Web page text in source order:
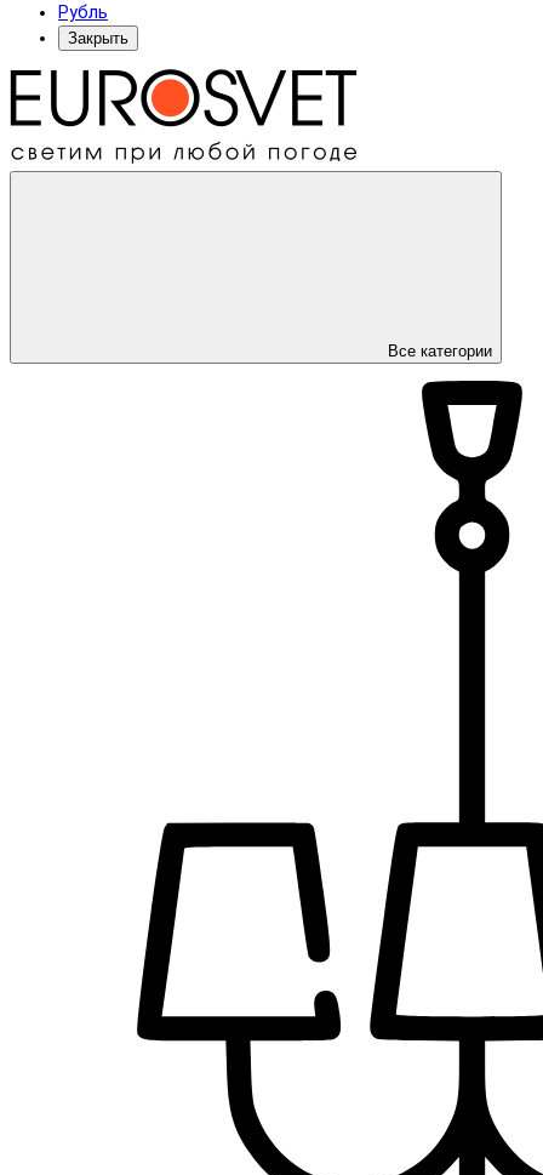
Рубль
Закрыть
Все категории